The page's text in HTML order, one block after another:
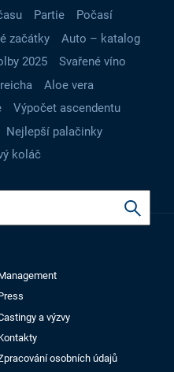
Partie
Počasí
začátky
Auto – katalog
2025
Svařené víno
Aloe vera
Výpočet ascendentu
Nejlepší palačinky
koláč
a výzvy
osobních údajů